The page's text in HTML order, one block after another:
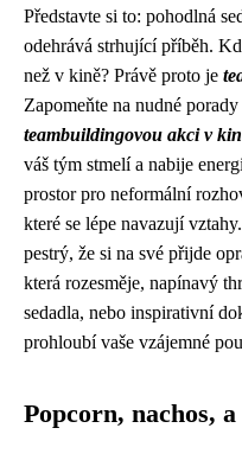
Představte si to: pohodlná
odehrává strhující příběh.
než v kině? Právě proto je
Zapomeňte na nudné porady
teambuildingovou akci v
váš tým stmelí a nabije
prostor pro neformální
které se lépe navazují
pestrý, že si na své přijde
která rozesměje, napínavý
sedadla, nebo inspirativní
prohloubí vaše vzájemné
Popcorn, nachos,